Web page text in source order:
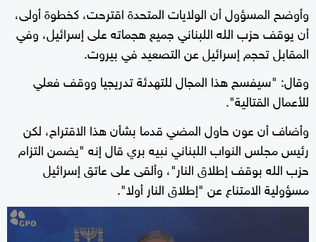
وأوضح المسؤول أن الولايات المتحدة اقترحت، كخطوة أولى،
أن يوقف حزب الله اللبناني جميع هجماته على إسرائيل، وفي
المقابل تحجم إسرائيل عن التصعيد في ‌بيروت.
وقال: "سيفسح هذا ‌المجال للتهدئة تدريجيا ووقف فعلي
للأعمال القتالية".
وأضاف أن عون حاول المضي قدما بشأن هذا الاقتراح، لكن
رئيس مجلس النواب اللبناني نبيه بري قال إنه "يضمن ‌التزام
حزب الله بوقف إطلاق ‌النار"، وألقى ⁠على عاتق إسرائيل
مسؤولية الامتناع عن "إطلاق النار أولا".
0